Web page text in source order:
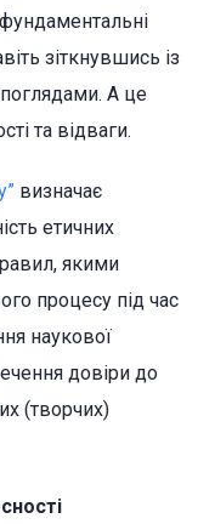
зіткнувшись із
А це
та відваги.
визначає
етичних
якими
процесу під час
наукової
довіри до
(творчих)